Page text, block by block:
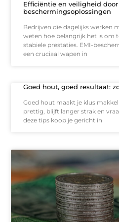
Efficiëntie en veiligheid door
beschermingsoplossingen
Bedrijven die dagelijks werken
weten hoe belangrijk het is om
stabiele prestaties. EMI-
een cruciaal wapen in
Goed hout, goed resultaat:
Goed hout maakt je klus
prettig, blijft langer strak en
deze tips koop je gericht in